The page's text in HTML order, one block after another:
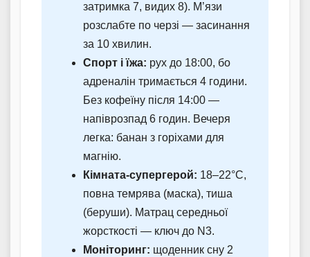
затримка 7, видих 8). М’язи
розслабте по черзі — засинання
за 10 хвилин.
Спорт і їжа: рух до 18:00, бо
адреналін тримається 4 години.
Без кофеїну після 14:00 —
напіврозпад 6 годин. Вечеря
легка: банан з горіхами для
магнію.
Кімната-супергерой: 18–22°C,
повна темрява (маска), тиша
(беруши). Матрац середньої
жорсткості — ключ до N3.
Моніторинг: щоденник сну 2